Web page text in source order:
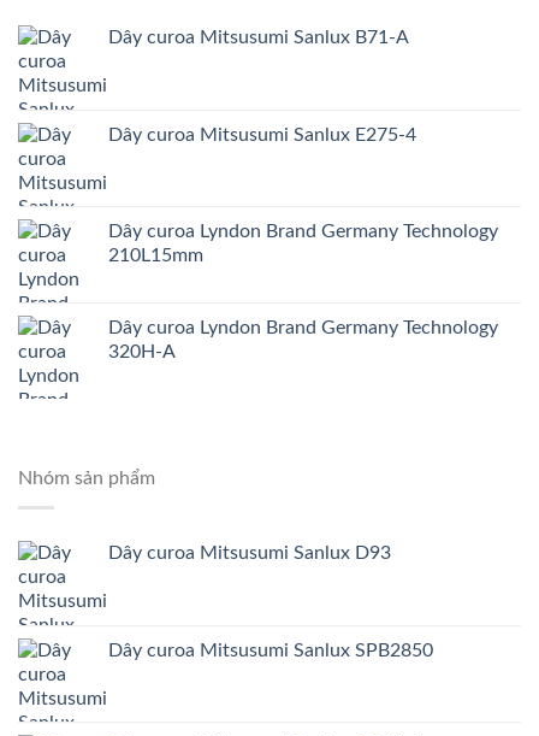
Dây curoa Mitsusumi Sanlux B71-A
Dây curoa Mitsusumi Sanlux E275-4
Dây curoa Lyndon Brand Germany Technology
210L15mm
Dây curoa Lyndon Brand Germany Technology
320H-A
Nhóm sản phẩm
Dây curoa Mitsusumi Sanlux D93
Dây curoa Mitsusumi Sanlux SPB2850